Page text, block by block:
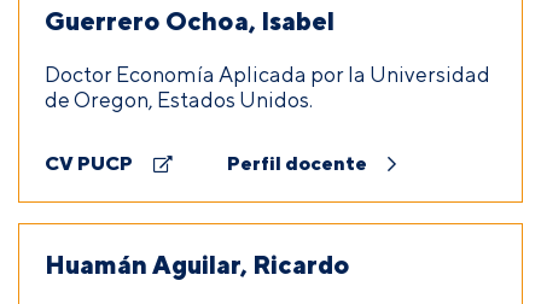
Guerrero Ochoa, Isabel
Doctor Economía Aplicada por la Universidad
de Oregon, Estados Unidos.
CV PUCP Perfil docente
Huamán Aguilar, Ricardo